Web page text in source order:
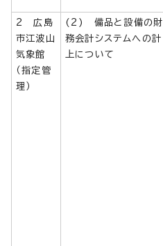
2 広島
市江波山
気象館
（指定管
理）
(2) 備品と設備の財
務会計システムへの計
上について